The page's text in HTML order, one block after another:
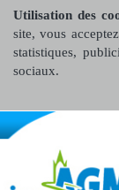
Utilisation des
site, vous
statistiques,
sociaux.